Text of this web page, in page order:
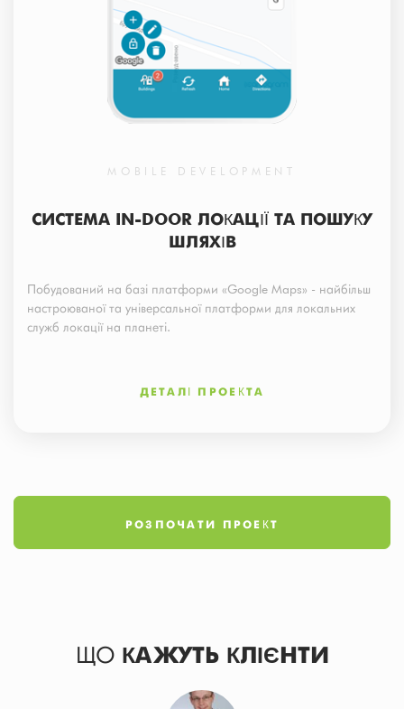
MOBILE DEVELOPMENT
СИСТЕМА IN-DOOR ЛОКАЦІЇ ТА ПОШУКУ
ШЛЯХІВ
Побудований на базі платформи «Google Maps» - найбільш
настроюваної та універсальної платформи для локальних
служб локації на планеті.
ДЕТАЛІ ПРОЕКТА
РОЗПОЧАТИ ПРОЕКТ
ЩО КАЖУТЬ КЛІЄНТИ